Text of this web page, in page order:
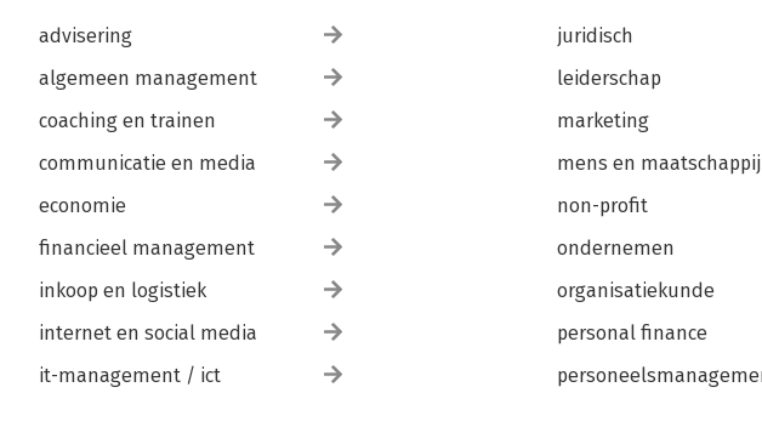
advisering
algemeen management
coaching en trainen
communicatie en media
economie
financieel management
inkoop en logistiek
internet en social media
it-management / ict
juridisch
leiderschap
marketing
mens en maatschappij
non-profit
ondernemen
organisatiekunde
personal finance